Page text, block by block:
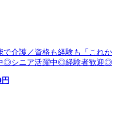
で介護／資格も経験も「これか
◎シニア活躍中◎経験者歓迎◎
円